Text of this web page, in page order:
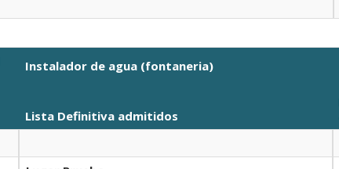
Instalador de agua (fontaneria)
Lista Definitiva admitidos